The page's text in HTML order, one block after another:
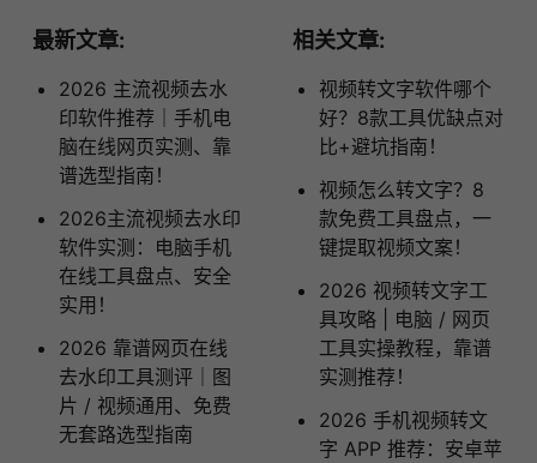
最新文章:
2026 主流视频去水
印软件推荐｜手机电
脑在线网页实测、靠
谱选型指南！
2026主流视频去水印
软件实测：电脑手机
在线工具盘点、安全
实用！
2026 靠谱网页在线
去水印工具测评｜图
片 / 视频通用、免费
无套路选型指南
相关文章:
视频转文字软件哪个
好？8款工具优缺点对
比+避坑指南！
视频怎么转文字？8
款免费工具盘点，一
键提取视频文案！
2026 视频转文字工
具攻略 | 电脑 / 网页
工具实操教程，靠谱
实测推荐！
2026 手机视频转文
字 APP 推荐：安卓苹